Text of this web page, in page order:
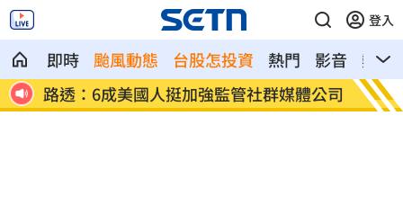
登入
即時 颱風動態 台股怎投資 熱門 影音
熱搜
司 黃仁勳掀小孩集體創傷 不成熟父母特徵
曝
氣象